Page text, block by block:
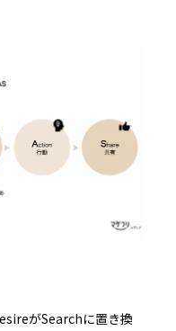
がSearchに置き換